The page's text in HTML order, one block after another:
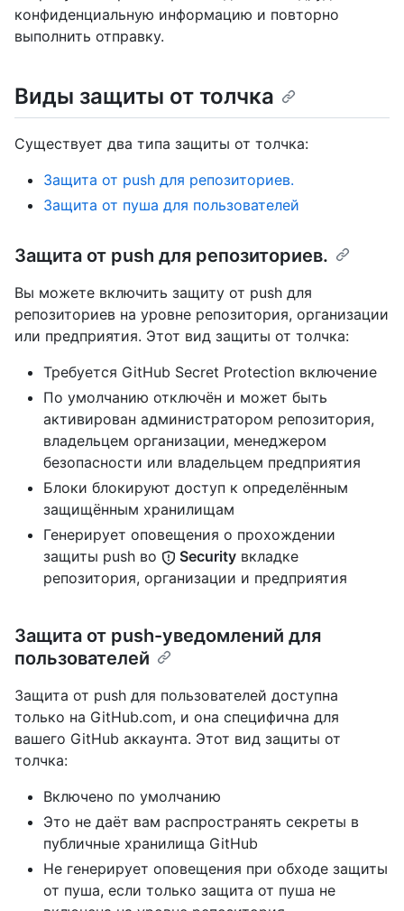
конфиденциальную информацию и повторно
выполнить отправку.
Виды защиты от толчка
Существует два типа защиты от толчка:
Защита от push для репозиториев.
Защита от пуша для пользователей
Защита от push для репозиториев.
Вы можете включить защиту от push для
репозиториев на уровне репозитория, организации
или предприятия. Этот вид защиты от толчка:
Требуется GitHub Secret Protection включение
По умолчанию отключён и может быть
активирован администратором репозитория,
владельцем организации, менеджером
безопасности или владельцем предприятия
Блоки блокируют доступ к определённым
защищённым хранилищам
Генерирует оповещения о прохождении
защиты push во
Security вкладке
репозитория, организации и предприятия
Защита от push-уведомлений для
пользователей
Защита от push для пользователей доступна
только на GitHub.com, и она специфична для
вашего GitHub аккаунта. Этот вид защиты от
толчка:
Включено по умолчанию
Это не даёт вам распространять секреты в
публичные хранилища GitHub
Не генерирует оповещения при обходе защиты
от пуша, если только защита от пуша не